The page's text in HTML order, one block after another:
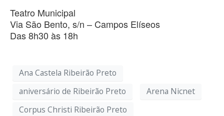
Teatro Municipal
Via São Bento, s/n – Campos Elíseos
Das 8h30 às 18h
Ana Castela Ribeirão Preto
aniversário de Ribeirão Preto
Arena Nicnet
Corpus Christi Ribeirão Preto